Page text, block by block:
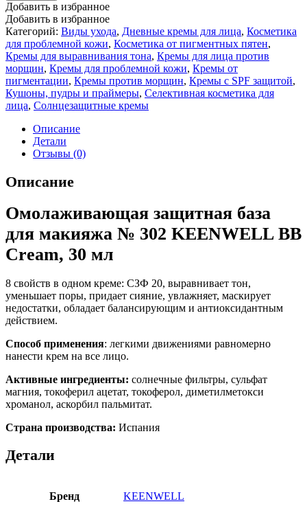
Добавить в избранное
Добавить в избранное
Категорий: Виды ухода, Дневные кремы для лица, Косметика
для проблемной кожи, Косметика от пигментных пятен,
Кремы для выравнивания тона, Кремы для лица против
морщин, Кремы для проблемной кожи, Кремы от
пигментации, Кремы против морщин, Кремы с SPF защитой,
Кушоны, пудры и праймеры, Селективная косметика для
лица, Солнцезащитные кремы
Описание
Детали
Отзывы (0)
Описание
Омолаживающая защитная база
для макияжа № 302 KEENWELL BB
Cream, 30 мл
8 свойств в одном креме: СЗФ 20, выравнивает тон,
уменьшает поры, придает сияние, увлажняет, маскирует
недостатки, обладает балансирующим и антиоксидантным
действием.
Способ применения: легкими движениями равномерно
нанести крем на все лицо.
Активные ингредиенты: солнечные фильтры, сульфат
магния, токоферил ацетат, токоферол, диметилметокси
хроманол, аскорбил пальмитат.
Страна производства: Испания
Детали
Бренд KEENWELL